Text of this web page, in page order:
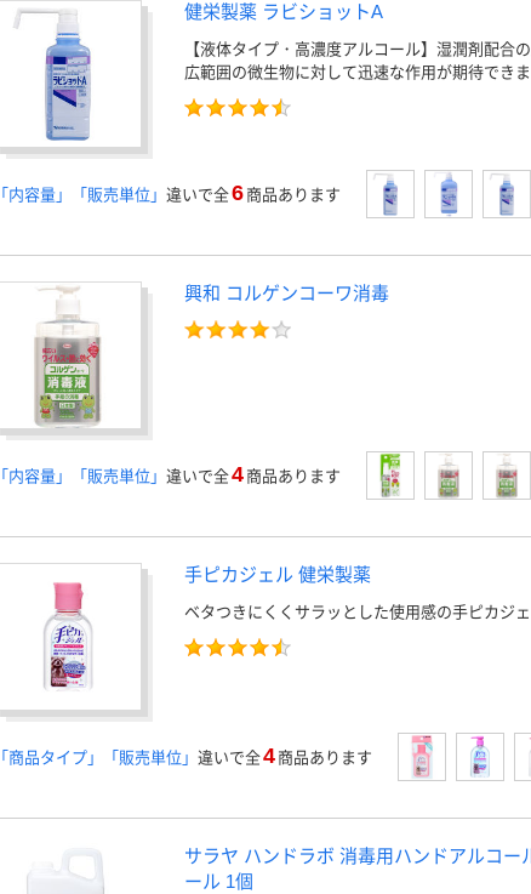
健栄製薬 ラビショットA
【液体タイプ・高濃度アルコール】湿潤剤配合
広範囲の微生物に対して迅速な作用が期待でき
「内容量」「販売単位」 違いで全6 商品あります
興和 コルゲンコーワ消毒
「内容量」「販売単位」 違いで全4 商品あります
手ピカジェル 健栄製薬
ベタつきにくくサラッとした使用感の手ピカジェ
「商品タイプ」「販売単位」 違いで全4 商品あります
サラヤ ハンドラボ 消毒用ハンドアルコー
ール 1個